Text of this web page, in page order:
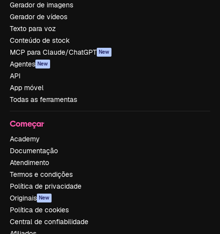
Gerador de imagens
Gerador de vídeos
Texto para voz
Conteúdo de stock
MCP para Claude/ChatGPT New
Agentes New
API
App móvel
Todas as ferramentas
Começar
Academy
Documentação
Atendimento
Termos e condições
Política de privacidade
Originais New
Política de cookies
Central de confiabilidade